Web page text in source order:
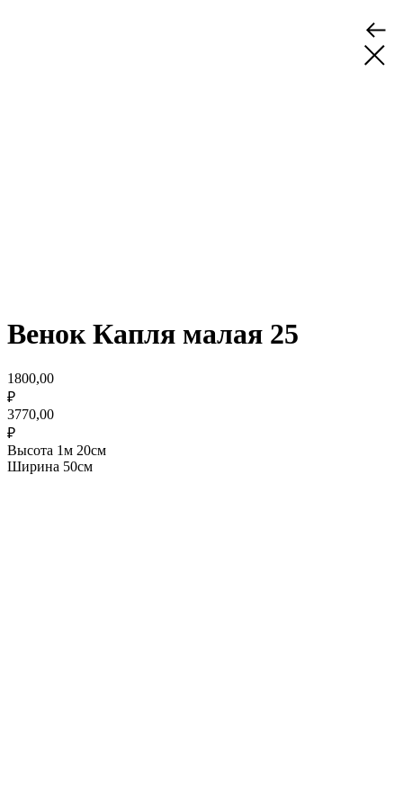
Венок Капля малая 25
1800,00
₽
3770,00
₽
Высота 1м 20см
Ширина 50см